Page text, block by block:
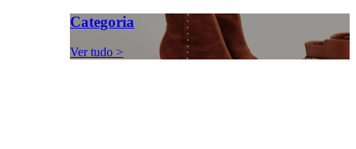
Categoria
Ver tudo >